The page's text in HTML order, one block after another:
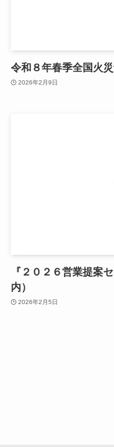
令和８年春季全国火
2026年2月9日
『２０２６営業提案
内）
2026年2月5日